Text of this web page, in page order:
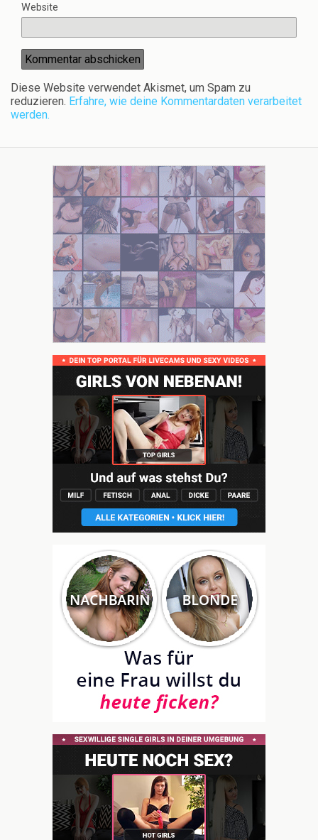
Website
Diese Website verwendet Akismet, um Spam zu
reduzieren. Erfahre, wie deine Kommentardaten verarbeitet
werden.